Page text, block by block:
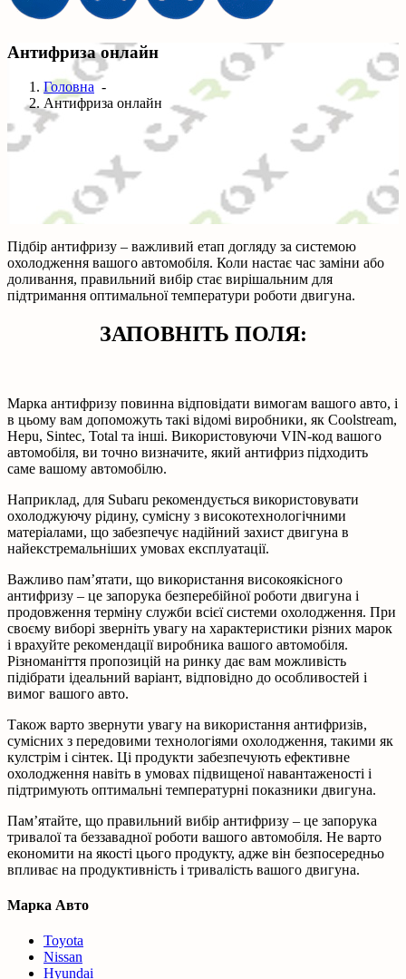
Антифриза онлайн
Головна -
Антифриза онлайн
Підбір антифризу – важливий етап догляду за системою
охолодження вашого автомобіля. Коли настає час заміни або
доливання, правильний вибір стає вирішальним для
підтримання оптимальної температури роботи двигуна.
ЗАПОВНІТЬ ПОЛЯ:
Марка антифризу повинна відповідати вимогам вашого авто, і
в цьому вам допоможуть такі відомі виробники, як Coolstream,
Hepu, Sintec, Total та інші. Використовуючи VIN-код вашого
автомобіля, ви точно визначите, який антифриз підходить
саме вашому автомобілю.
Наприклад, для Subaru рекомендується використовувати
охолоджуючу рідину, сумісну з високотехнологічними
матеріалами, що забезпечує надійний захист двигуна в
найекстремальніших умовах експлуатації.
Важливо пам’ятати, що використання високоякісного
антифризу – це запорука безперебійної роботи двигуна і
продовження терміну служби всієї системи охолодження. При
своєму виборі зверніть увагу на характеристики різних марок
і врахуйте рекомендації виробника вашого автомобіля.
Різноманіття пропозицій на ринку дає вам можливість
підібрати ідеальний варіант, відповідно до особливостей і
вимог вашого авто.
Також варто звернути увагу на використання антифризів,
сумісних з передовими технологіями охолодження, такими як
кулстрім і сінтек. Ці продукти забезпечують ефективне
охолодження навіть в умовах підвищеної навантаженості і
підтримують оптимальні температурні показники двигуна.
Пам’ятайте, що правильний вибір антифризу – це запорука
тривалої та беззавадної роботи вашого автомобіля. Не варто
економити на якості цього продукту, адже він безпосередньо
впливає на продуктивність і тривалість вашого двигуна.
Марка Авто
Toyota
Nissan
Hyundai